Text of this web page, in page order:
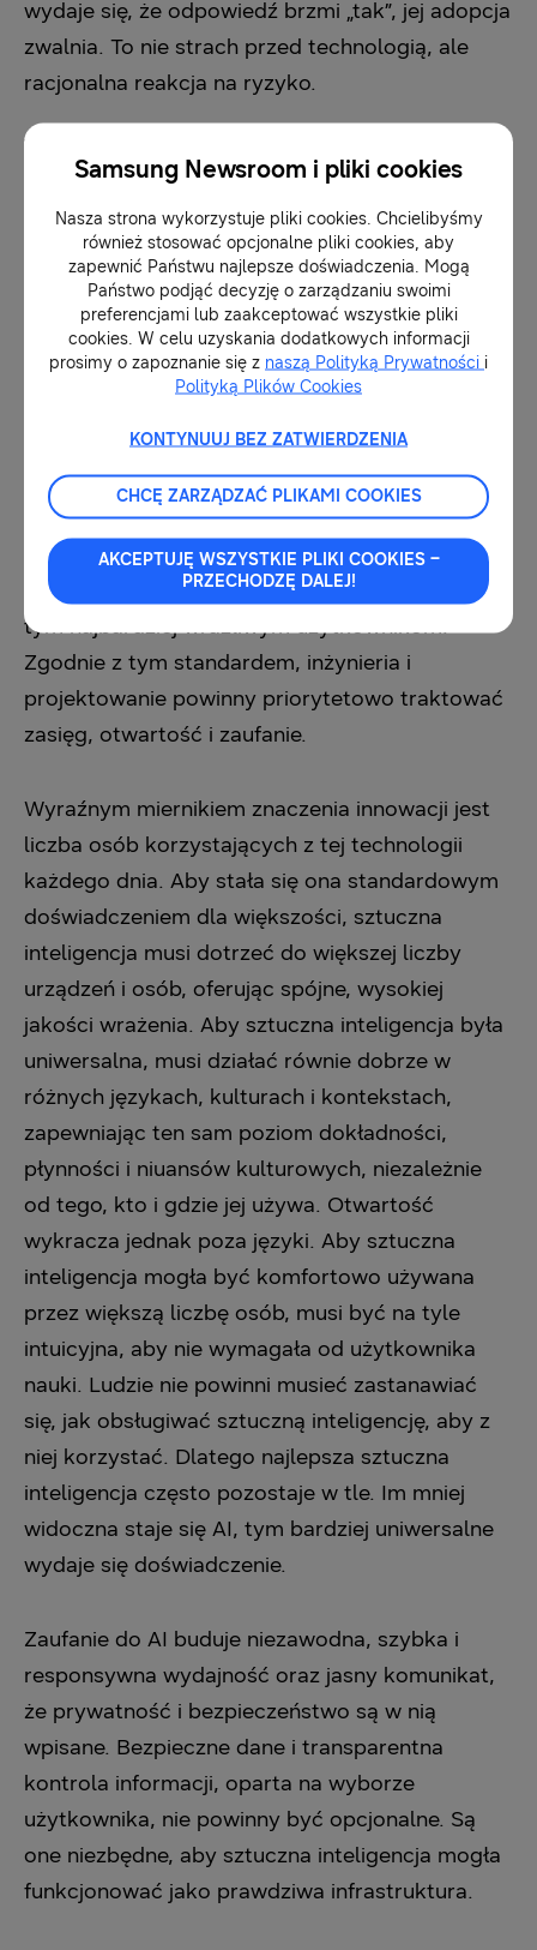
wydaje się, że odpowiedź brzmi „tak”, jej adopcja
zwalnia. To nie strach przed technologią, ale
racjonalna reakcja na ryzyko.
Infrastruktura sztucznej inteligencji wiąże się z
odpowiedzialnością jej twórców. Musi być
zaprojektowana tak, aby działała niezawodnie w
warunkach rzeczywistych i służyła wszystkim, w
tym najbardziej wrażliwym użytkownikom.
Zgodnie z tym standardem, inżynieria i
projektowanie powinny priorytetowo traktować
zasięg, otwartość i zaufanie.
Wyraźnym miernikiem znaczenia innowacji jest
liczba osób korzystających z tej technologii
każdego dnia. Aby stała się ona standardowym
doświadczeniem dla większości, sztuczna
inteligencja musi dotrzeć do większej liczby
urządzeń i osób, oferując spójne, wysokiej
jakości wrażenia. Aby sztuczna inteligencja była
uniwersalna, musi działać równie dobrze w
różnych językach, kulturach i kontekstach,
zapewniając ten sam poziom dokładności,
płynności i niuansów kulturowych, niezależnie
od tego, kto i gdzie jej używa. Otwartość
wykracza jednak poza języki. Aby sztuczna
inteligencja mogła być komfortowo używana
przez większą liczbę osób, musi być na tyle
intuicyjna, aby nie wymagała od użytkownika
nauki. Ludzie nie powinni musieć zastanawiać
się, jak obsługiwać sztuczną inteligencję, aby z
niej korzystać. Dlatego najlepsza sztuczna
inteligencja często pozostaje w tle. Im mniej
widoczna staje się AI, tym bardziej uniwersalne
wydaje się doświadczenie.
Zaufanie do AI buduje niezawodna, szybka i
responsywna wydajność oraz jasny komunikat,
że prywatność i bezpieczeństwo są w nią
wpisane. Bezpieczne dane i transparentna
kontrola informacji, oparta na wyborze
użytkownika, nie powinny być opcjonalne. Są
one niezbędne, aby sztuczna inteligencja mogła
funkcjonować jako prawdziwa infrastruktura.
Samsung Newsroom i pliki cookies
Nasza strona wykorzystuje pliki cookies. Chcielibyśmy
również stosować opcjonalne pliki cookies, aby
zapewnić Państwu najlepsze doświadczenia. Mogą
Państwo podjąć decyzję o zarządzaniu swoimi
preferencjami lub zaakceptować wszystkie pliki
cookies. W celu uzyskania dodatkowych informacji
prosimy o zapoznanie się z naszą Polityką Prywatności i
Polityką Plików Cookies
KONTYNUUJ BEZ ZATWIERDZENIA
CHCĘ ZARZĄDZAĆ PLIKAMI COOKIES
AKCEPTUJĘ WSZYSTKIE PLIKI COOKIES –
PRZECHODZĘ DALEJ!